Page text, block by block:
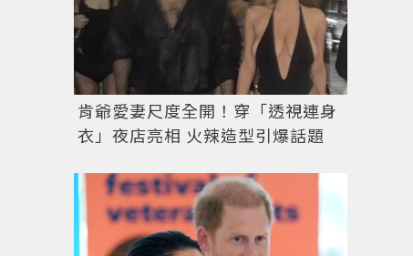
肯爺愛妻尺度全開！穿「透視連身
衣」夜店亮相 火辣造型引爆話題